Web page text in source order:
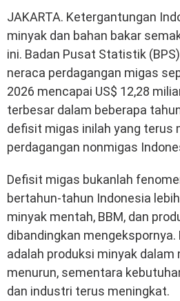
JAKARTA. Ketergantungan
minyak dan bahan bakar
ini. Badan Pusat Statistik
neraca perdagangan migas
2026 mencapai US$ 12,28
terbesar dalam beberapa
defisit migas inilah yang terus
perdagangan nonmigas
Defisit migas bukanlah
bertahun-tahun Indonesia
minyak mentah, BBM, dan
dibandingkan
adalah produksi minyak dalam
menurun, sementara
dan industri terus meningkat.